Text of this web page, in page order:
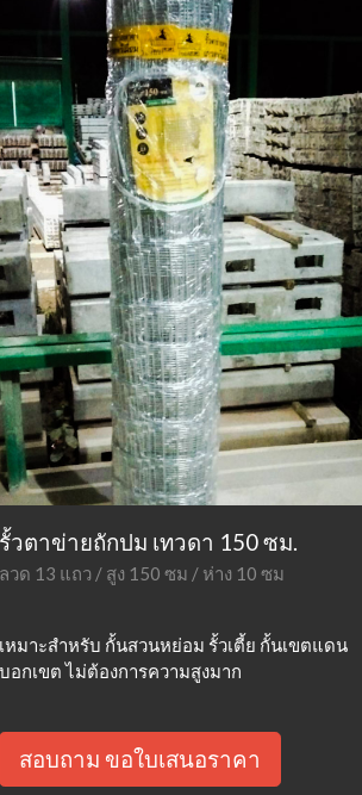
รั้วตาข่ายถักปม เทวดา 150 ซม.
ลวด 13 แถว / สูง 150 ซม / ห่าง 10 ซม
เหมาะสำหรับ กั้นสวนหย่อม รั้วเตี้ย กั้นเขตแดน
บอกเขต ไม่ต้องการความสูงมาก
สอบถาม ขอใบเสนอราคา